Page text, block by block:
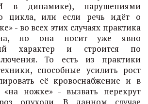
в динамике), нарушениями
цикла, или если речь идёт о
- во всех этих случаях практика
но она носит уже явно
характер и строится по
То есть из практики
способные усилить рост
её кровоснабжение и в
ножке» - вызвать перекрут